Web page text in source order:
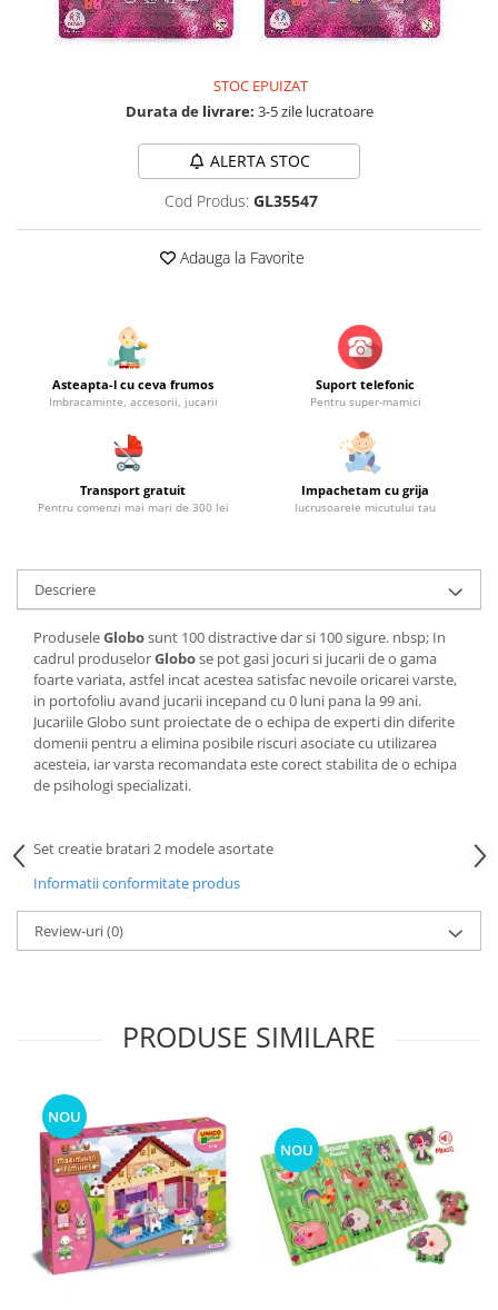
Jucarii si jocuri exterior
Masini, trenuri, avioane
Masinute Radiocomanda
Accesorii
Biciclete fara pedale
Role, patine cu rotile
Trotinete
Organizatoare
STOC EPUIZAT
Durata de livrare: 3-5 zile lucratoare
ALERTA STOC
Cod Produs: GL35547
Adauga la Favorite
Asteapta-l cu ceva frumos
Imbracaminte, accesorii, jucarii
Suport telefonic
Pentru super-mamici
Transport gratuit
Pentru comenzi mai mari de 300 lei
Impachetam cu grija
lucrusoarele micutului tau
Descriere
ProduseleGlobosunt 100 distractive dar si 100 sigure. nbsp; In
cadrul produselorGlobose pot gasi jocuri si jucarii de o gama
foarte variata, astfel incat acestea satisfac nevoile oricarei varste,
in portofoliu avand jucarii incepand cu 0 luni pana la 99 ani.
Jucariile Globo sunt proiectate de o echipa de experti din diferite
domenii pentru a elimina posibile riscuri asociate cu utilizarea
acesteia, iar varsta recomandata este corect stabilita de o echipa
de psihologi specializati.
Set creatie bratari 2 modele asortate
Informatii conformitate produs
Review-uri(0)
PRODUSE SIMILARE
NOU
NOU